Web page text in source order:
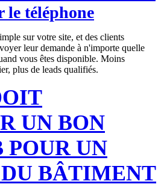
le téléphone
sur votre site, et des clients
leur demande à n'importe quelle
vous êtes disponible. Moins
plus de leads qualifiés.
UN BON
POUR UN
BÂTIMENT